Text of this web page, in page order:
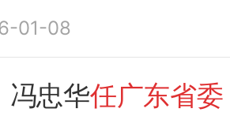
01-08
冯忠华任广东省委